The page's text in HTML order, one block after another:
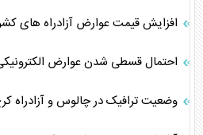
افزایش قیمت عوارض آزادراه های
احتمال قسطی شدن عوارض
وضعیت ترافیک در چالوس و آزادراه